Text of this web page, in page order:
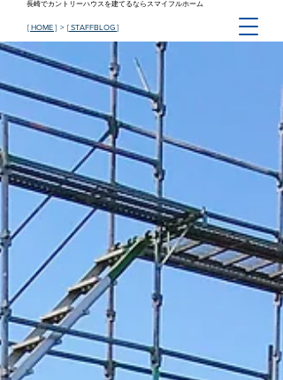
長崎でカントリーハウスを建てるならスマイフルホーム
[ HOME ] > [STAFFBLOG]